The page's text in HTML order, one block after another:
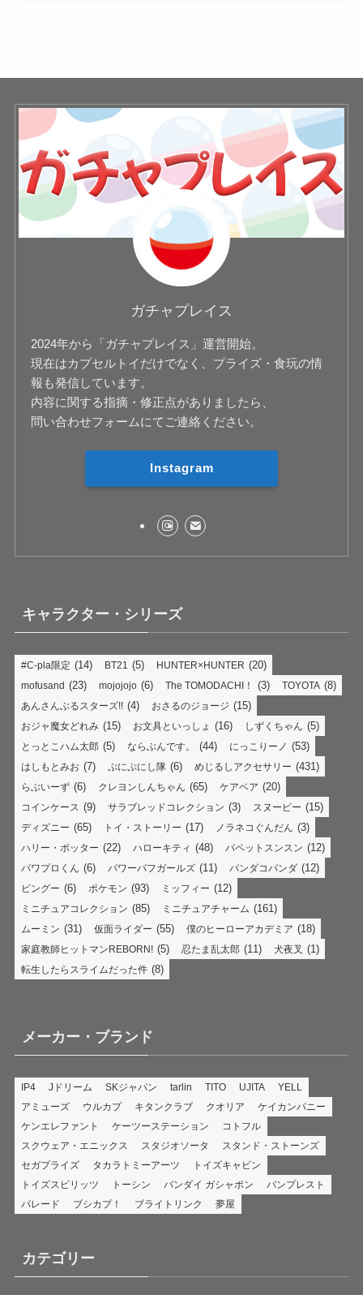
ガチャプレイス
2024年から「ガチャプレイス」運営開始。
現在はカプセルトイだけでなく、プライズ・食玩の情
報も発信しています。
内容に関する指摘・修正点がありましたら、
問い合わせフォームにてご連絡ください。
Instagram
キャラクター・シリーズ
#C-pla限定 (14) BT21 (5) HUNTER×HUNTER (20)
mofusand (23) mojojojo (6) The TOMODACHI！ (3) TOYOTA (8)
あんさんぶるスターズ!! (4) おさるのジョージ (15)
おジャ魔女どれみ (15) お文具といっしょ (16) しずくちゃん (5)
とっとこハム太郎 (5) ならぶんです。 (44) にっこりーノ (53)
はしもとみお (7) ぷにぷにし隊 (6) めじるしアクセサリー (431)
らぶいーず (6) クレヨンしんちゃん (65) ケアベア (20)
コインケース (9) サラブレッドコレクション (3) スヌーピー (15)
ディズニー (65) トイ・ストーリー (17) ノラネコぐんだん (3)
ハリー・ポッター (22) ハローキティ (48) パペットスンスン (12)
パワプロくん (6) パワーパフガールズ (11) パンダコパンダ (12)
ピングー (6) ポケモン (93) ミッフィー (12)
ミニチュアコレクション (85) ミニチュアチャーム (161)
ムーミン (31) 仮面ライダー (55) 僕のヒーローアカデミア (18)
家庭教師ヒットマンREBORN! (5) 忍たま乱太郎 (11) 犬夜叉 (1)
転生したらスライムだった件 (8)
メーカー・ブランド
IP4 Jドリーム SKジャパン tarlin TITO UJITA
YELL
アミューズ
ウルカプ キタンクラブ クオリア
ケイカンパニー
ケンエレファント
ケーツーステーション
コトフル
スクウェア・エニックス
スタジオソータ
スタンド・ストーンズ
セガプライズ
タカラトミーアーツ
トイズキャビン
トイズスピリッツ
トーシン バンダイ ガシャポン
バンプレスト
パレード
ブシカプ！ ブライトリンク 夢屋
カテゴリー